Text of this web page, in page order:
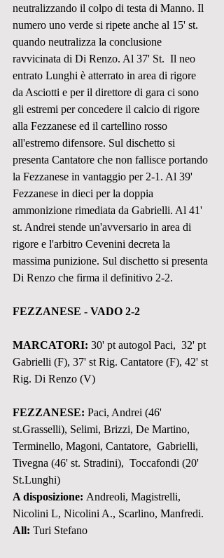
neutralizzando il colpo di testa di Manno. Il
numero uno verde si ripete anche al 15' st.
quando neutralizza la conclusione
ravvicinata di Di Renzo. Al 37' St.  Il neo
entrato Lunghi è atterrato in area di rigore
da Asciotti e per il direttore di gara ci sono
gli estremi per concedere il calcio di rigore
alla Fezzanese ed il cartellino rosso
all'estremo difensore. Sul dischetto si
presenta Cantatore che non fallisce portando
la Fezzanese in vantaggio per 2-1. Al 39'
Fezzanese in dieci per la doppia
ammonizione rimediata da Gabrielli. Al 41'
st. Andrei stende un'avversario in area di
rigore e l'arbitro Cevenini decreta la
massima punizione. Sul dischetto si presenta
Di Renzo che firma il definitivo 2-2.
FEZZANESE - VADO 2-2
MARCATORI: 30' pt autogol Paci,  32' pt
Gabrielli (F), 37' st Rig. Cantatore (F), 42' st
Rig. Di Renzo (V)
FEZZANESE: Paci, Andrei (46'
st.Grasselli), Selimi, Brizzi, De Martino,
Terminello, Magoni, Cantatore,  Gabrielli,
Tivegna (46' st. Stradini),  Toccafondi (20'
St.Lunghi)
A disposizione: Andreoli, Magistrelli,
Nicolini L, Nicolini A., Scarlino, Manfredi.
All: Turi Stefano